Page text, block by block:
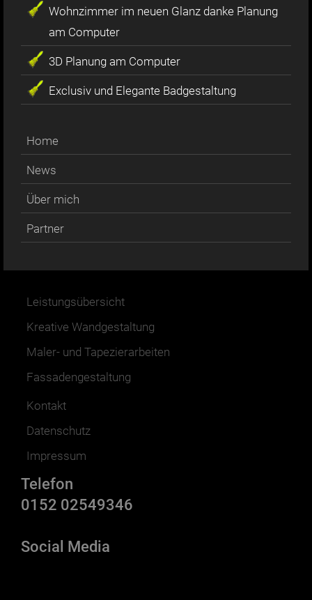
Wohnzimmer im neuen Glanz danke Planung
am Computer
3D Planung am Computer
Exclusiv und Elegante Badgestaltung
Home
News
Über mich
Partner
Leistungsübersicht
Kreative Wandgestaltung
Maler- und Tapezierarbeiten
Fassadengestaltung
Kontakt
Datenschutz
Impressum
Telefon
0152 02549346
Social Media